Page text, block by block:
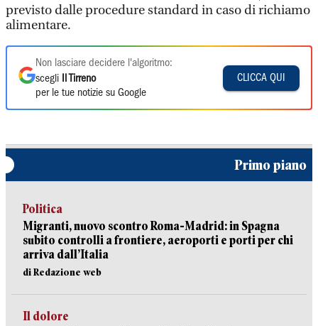
previsto dalle procedure standard in caso di richiamo
alimentare.
Non lasciare decidere l'algoritmo:
scegli
Il Tirreno
per le tue notizie su Google
CLICCA QUI
Primo piano
Politica
Migranti, nuovo scontro Roma-Madrid: in Spagna
subito controlli a frontiere, aeroporti e porti per chi
arriva dall’Italia
di Redazione web
Il dolore